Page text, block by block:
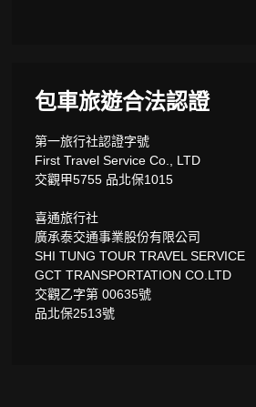
包車旅遊合法認證
第一旅行社認證字號
First Travel Service Co., LTD
交觀甲5755 品北保1015
喜通旅行社
廣承泰交通事業股份有限公司
SHI TUNG TOUR TRAVEL SERVICE
GCT TRANSPORTATION CO.LTD
交觀乙字第 00635號
品北保2513號